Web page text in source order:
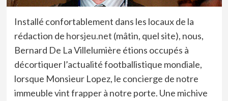
Installé confortablement dans les locaux de la
rédaction de horsjeu.net (mâtin, quel site), nous,
Bernard De La Villelumière étions occupés à
décortiquer l’actualité footballistique mondiale,
lorsque Monsieur Lopez, le concierge de notre
immeuble vint frapper à notre porte. Une michive